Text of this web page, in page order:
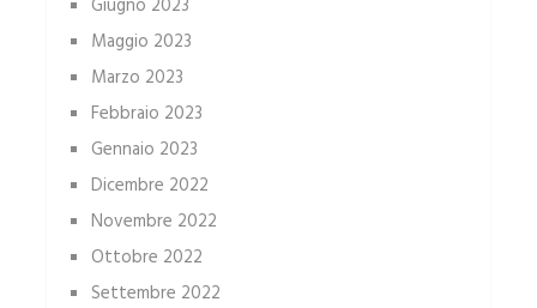
Giugno 2023
Maggio 2023
Marzo 2023
Febbraio 2023
Gennaio 2023
Dicembre 2022
Novembre 2022
Ottobre 2022
Settembre 2022